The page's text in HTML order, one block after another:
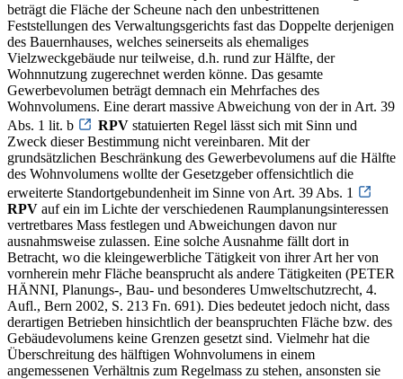
beträgt die Fläche der Scheune nach den unbestrittenen
Feststellungen des Verwaltungsgerichts fast das Doppelte derjenigen
des Bauernhauses, welches seinerseits als ehemaliges
Vielzweckgebäude nur teilweise, d.h. rund zur Hälfte, der
Wohnnutzung zugerechnet werden könne. Das gesamte
Gewerbevolumen beträgt demnach ein Mehrfaches des
Wohnvolumens. Eine derart massive Abweichung von der in Art. 39
Abs. 1 lit. b
RPV statuierten Regel lässt sich mit Sinn und
Zweck dieser Bestimmung nicht vereinbaren. Mit der
grundsätzlichen Beschränkung des Gewerbevolumens auf die Hälfte
des Wohnvolumens wollte der Gesetzgeber offensichtlich die
erweiterte Standortgebundenheit im Sinne von Art. 39 Abs. 1
RPV auf ein im Lichte der verschiedenen Raumplanungsinteressen
vertretbares Mass festlegen und Abweichungen davon nur
ausnahmsweise zulassen. Eine solche Ausnahme fällt dort in
Betracht, wo die kleingewerbliche Tätigkeit von ihrer Art her von
vornherein mehr Fläche beansprucht als andere Tätigkeiten (PETER
HÄNNI, Planungs-, Bau- und besonderes Umweltschutzrecht, 4.
Aufl., Bern 2002, S. 213 Fn. 691). Dies bedeutet jedoch nicht, dass
derartigen Betrieben hinsichtlich der beanspruchten Fläche bzw. des
Gebäudevolumens keine Grenzen gesetzt sind. Vielmehr hat die
Überschreitung des hälftigen Wohnvolumens in einem
angemessenen Verhältnis zum Regelmass zu stehen, ansonsten sie